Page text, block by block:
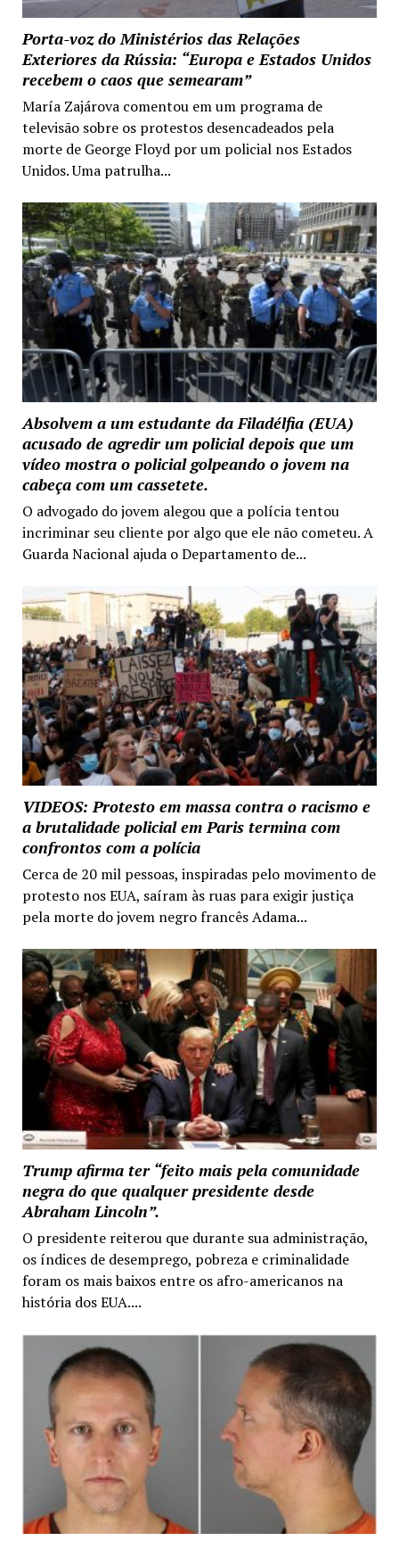
Porta-voz do Ministérios das Relações
Exteriores da Rússia: “Europa e Estados Unidos
recebem o caos que semearam”
María Zajárova comentou em um programa de
televisão sobre os protestos desencadeados pela
morte de George Floyd por um policial nos Estados
Unidos. Uma patrulha...
Absolvem a um estudante da Filadélfia (EUA)
acusado de agredir um policial depois que um
vídeo mostra o policial golpeando o jovem na
cabeça com um cassetete.
O advogado do jovem alegou que a polícia tentou
incriminar seu cliente por algo que ele não cometeu. A
Guarda Nacional ajuda o Departamento de...
VIDEOS: Protesto em massa contra o racismo e
a brutalidade policial em Paris termina com
confrontos com a polícia
Cerca de 20 mil pessoas, inspiradas pelo movimento de
protesto nos EUA, saíram às ruas para exigir justiça
pela morte do jovem negro francês Adama...
Trump afirma ter “feito mais pela comunidade
negra do que qualquer presidente desde
Abraham Lincoln”.
O presidente reiterou que durante sua administração,
os índices de desemprego, pobreza e criminalidade
foram os mais baixos entre os afro-americanos na
história dos EUA....